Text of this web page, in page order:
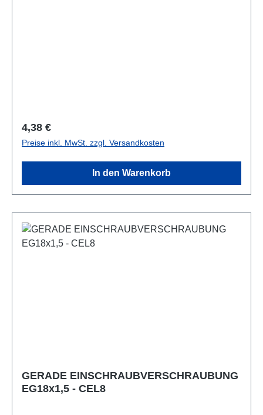
Regulärer Preis:
4,38 €
Preise inkl. MwSt. zzgl. Versandkosten
In den Warenkorb
GERADE EINSCHRAUBVERSCHRAUBUNG
EG18x1,5 - CEL8